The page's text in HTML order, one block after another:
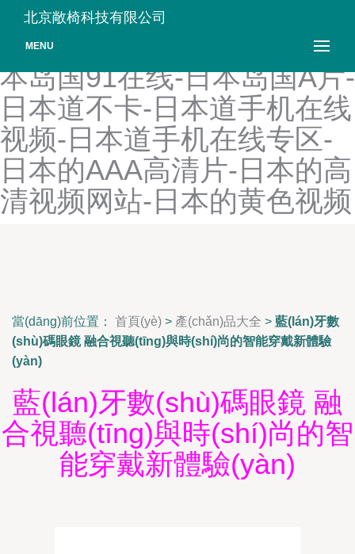
日本大色情www成人亚洲-
日本大香伊一区二区三区-日
本岛国91在线-日本岛国A片-
日本道不卡-日本道手机在线
视频-日本道手机在线专区-
日本的AAA高清片-日本的高
清视频网站-日本的黄色视频
北京敞椅科技有限公司
MENU
當(dāng)前位置： 首頁(yè) > 產(chǎn)品大全 > 藍(lán)牙數
(shù)碼眼鏡 融合視聽(tīng)與時(shí)尚的智能穿戴新體驗
(yàn)
藍(lán)牙數(shù)碼眼鏡 融
合視聽(tīng)與時(shí)尚的智
能穿戴新體驗(yàn)